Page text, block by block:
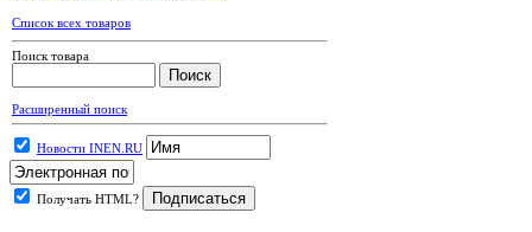
Список всех товаров
Поиск товара
Расширенный поиск
Новости INEN.RU
Получать HTML?